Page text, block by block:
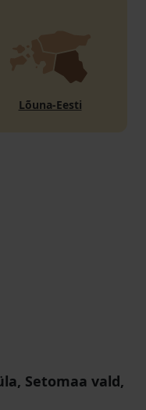
Lõuna-Eesti
Setomaa vald,